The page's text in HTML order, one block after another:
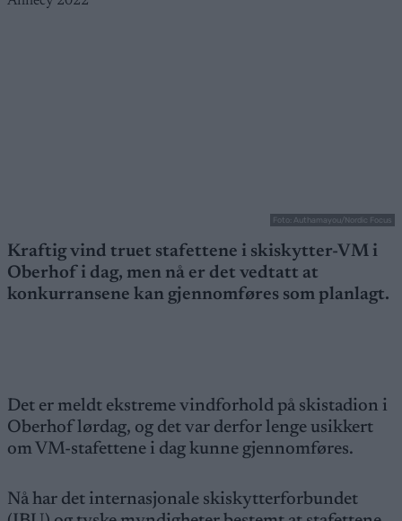
Foto: Authamayou/Nordic Focus
Kraftig vind truet stafettene i skiskytter-VM i
Oberhof i dag, men nå er det vedtatt at
konkurransene kan gjennomføres som planlagt.
Det er meldt ekstreme vindforhold på skistadion i
Oberhof lørdag, og det var derfor lenge usikkert
om VM-stafettene i dag kunne gjennomføres.
Nå har det internasjonale skiskytterforbundet